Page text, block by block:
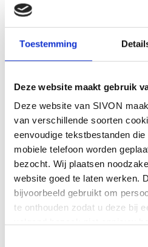
Toestemming
Deze website maakt gebruik
Deze website van SIVON
van verschillende soorten
eenvoudige tekstbestanden
mobiele telefoon worden
bezocht. Wij plaatsen
website goed te laten werken.
bijvoorbeeld gebruikt om
te onthouden zodat u deze bij
IBP geeft
digitaal veilig hun
leerlingen en
zelfevaluatie is het
opstellen van een
voor digitale
Veel scholen doen al
Normenkader IBP,
tooling, een nulmeting,
een andere methode.
nog geen zelfevaluatie